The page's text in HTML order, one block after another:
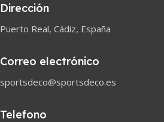
Dirección
Puerto Real, Cádiz, España
Correo electrónico
sportsdeco@sportsdeco.es
Telefono